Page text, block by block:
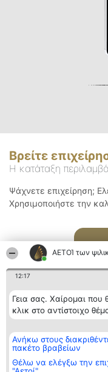
ΑΕΤΟΊ των
12:17
Γεια σας. Χαίρομαι
κλικ στο αντίστοιχο
Ανήκω στους
πακέτο βραβείων
Θέλω να ελέγξω την
Βρείτε
Η κατάταξη
Ψάχνετε επιχείρηση;
Χρησιμοποιήστε την
Διοργανωτής της
κατάταξης
BEAUTIFUL COMPANY
ΤΗΛ. ΕΠΙΚΟΙΝΩΝΙΑΣ: